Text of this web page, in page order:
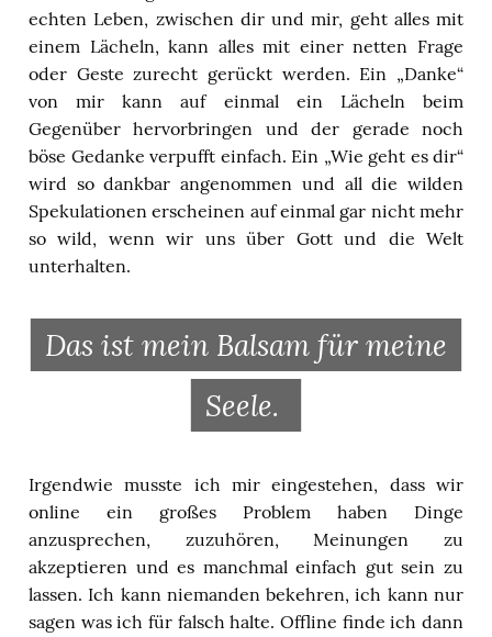
echten Leben, zwischen dir und mir, geht alles mit
einem Lächeln, kann alles mit einer netten Frage
oder Geste zurecht gerückt werden. Ein „Danke“
von mir kann auf einmal ein Lächeln beim
Gegenüber hervorbringen und der gerade noch
böse Gedanke verpufft einfach. Ein „Wie geht es dir“
wird so dankbar angenommen und all die wilden
Spekulationen erscheinen auf einmal gar nicht mehr
so wild, wenn wir uns über Gott und die Welt
unterhalten.
Das ist mein Balsam für meine
Seele.
Irgendwie musste ich mir eingestehen, dass wir
online ein großes Problem haben Dinge
anzusprechen, zuzuhören, Meinungen zu
akzeptieren und es manchmal einfach gut sein zu
lassen. Ich kann niemanden bekehren, ich kann nur
sagen was ich für falsch halte. Offline finde ich dann